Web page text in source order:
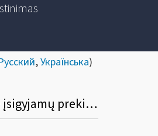
,Українська)
Ar taikomos PVM lengvatos ne NATO kariuomenės vieneto, bet pačios NATO (kaip organizacijos) Lietuvoje įsigyjamų prekių (paslaugų) atveju?